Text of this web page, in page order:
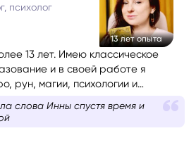
13 лет опыта
психолог
13 лет. Имею классическое
и в своей работе я
рун, магии, психологии и
слова Инны спустя время и